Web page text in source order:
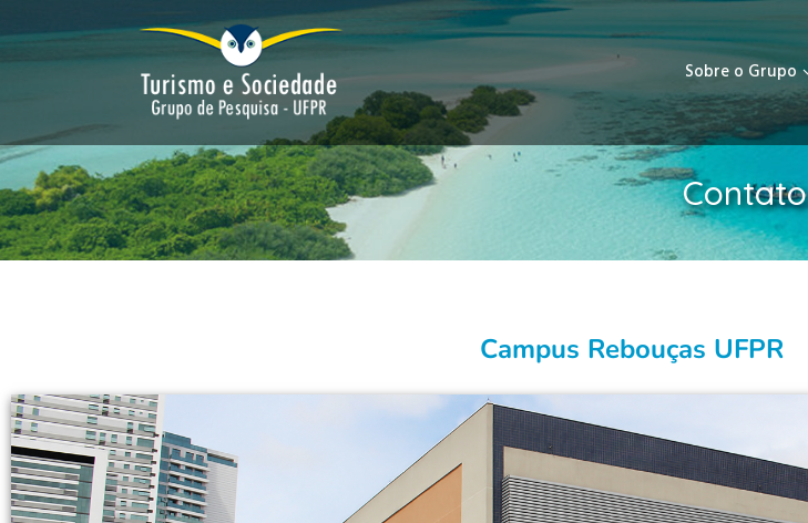
Turismo e Sociedade
Grupo de Pesquisa – UFPR
Sobre o Grupo
Contato
Campus Rebouças UFPR